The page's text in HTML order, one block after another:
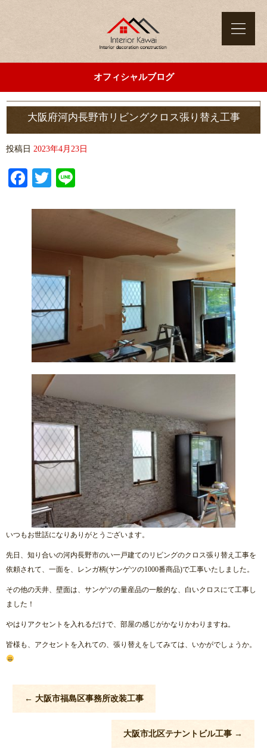
オフィシャルブログ
大阪府河内長野市リビングクロス張り替え工事
投稿日 2023年4月23日
Facebook
Twitter
いつもお世話になりありがとうございます。
先日、知り合いの河内長野市のい一戸建てのリビングのクロス張り替え工事を
依頼されて、一面を、レンガ柄(サンゲツの1000番商品)で工事いたしました。
その他の天井、壁面は、サンゲツの量産品の一般的な、白いクロスにて工事し
ました！
やはりアクセントを入れるだけで、部屋の感じがかなりかわりますね。
皆様も、アクセントを入れての、張り替えをしてみては、いかがでしょうか。
← 大阪市福島区事務所改装工事
大阪市北区テナントビル工事 →